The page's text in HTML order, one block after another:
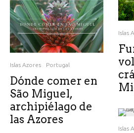
Islas Azores Portugal
Dónde comer en
São Miguel,
archipiélago de
las Azores
Islas
Islas